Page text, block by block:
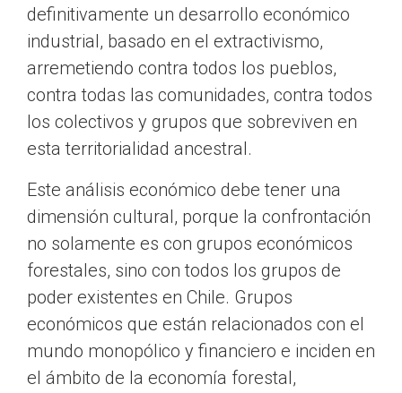
definitivamente un desarrollo económico
industrial, basado en el extractivismo,
arremetiendo contra todos los pueblos,
contra todas las comunidades, contra todos
los colectivos y grupos que sobreviven en
esta territorialidad ancestral.
Este análisis económico debe tener una
dimensión cultural, porque la confrontación
no solamente es con grupos económicos
forestales, sino con todos los grupos de
poder existentes en Chile. Grupos
económicos que están relacionados con el
mundo monopólico y financiero e inciden en
el ámbito de la economía forestal,